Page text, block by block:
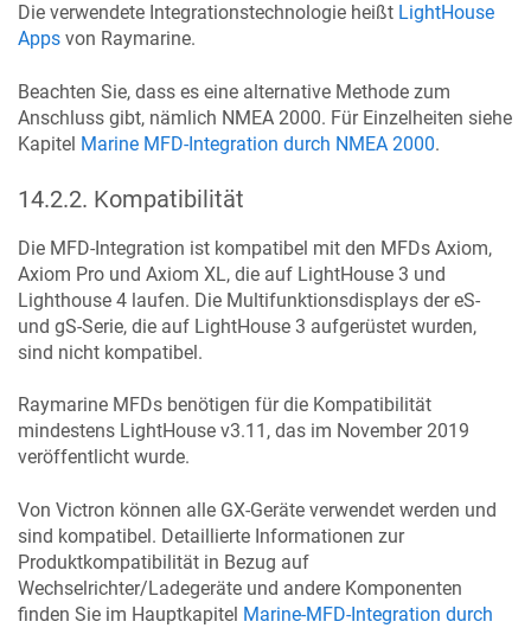
Die verwendete Integrationstechnologie heißt LightHouse
Apps von Raymarine.
Beachten Sie, dass es eine alternative Methode zum
Anschluss gibt, nämlich NMEA 2000. Für Einzelheiten siehe
Kapitel Marine MFD-Integration durch NMEA 2000.
14.2.2. Kompatibilität
Die MFD-Integration ist kompatibel mit den MFDs Axiom,
Axiom Pro und Axiom XL, die auf LightHouse 3 und
Lighthouse 4 laufen. Die Multifunktionsdisplays der eS-
und gS-Serie, die auf LightHouse 3 aufgerüstet wurden,
sind nicht kompatibel.
Raymarine MFDs benötigen für die Kompatibilität
mindestens LightHouse v3.11, das im November 2019
veröffentlicht wurde.
Von Victron können alle GX-Geräte verwendet werden und
sind kompatibel. Detaillierte Informationen zur
Produktkompatibilität in Bezug auf
Wechselrichter/Ladegeräte und andere Komponenten
finden Sie im Hauptkapitel Marine-MFD-Integration durch